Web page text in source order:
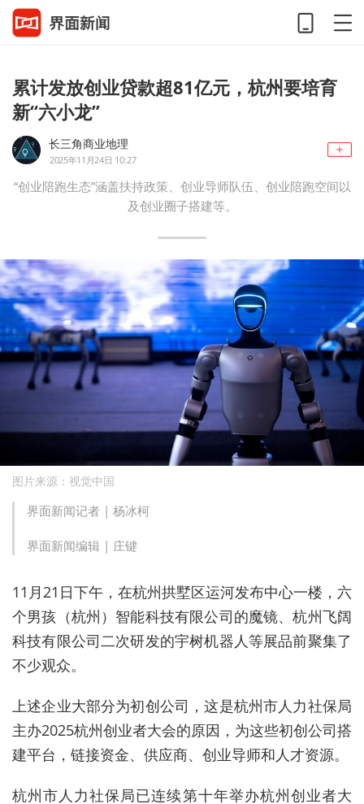
累计发放创业贷款超81亿元，杭州要培育
新“六小龙”
长三角商业地理
2025年11月24日 10:27
“创业陪跑生态”涵盖扶持政策、创业导师队伍、创业陪跑空间以
及创业圈子搭建等。
图片来源：视觉中国
界面新闻记者 | 杨冰柯
界面新闻编辑 | 庄键
11月21日下午，在杭州拱墅区运河发布中心一楼，六
个男孩（杭州）智能科技有限公司的魔镜、杭州飞阔
科技有限公司二次研发的宇树机器人等展品前聚集了
不少观众。
上述企业大部分为初创公司，这是杭州市人力社保局
主办2025杭州创业者大会的原因，为这些初创公司搭
建平台，链接资金、供应商、创业导师和人才资源。
杭州市人力社保局已连续第十年举办杭州创业者大